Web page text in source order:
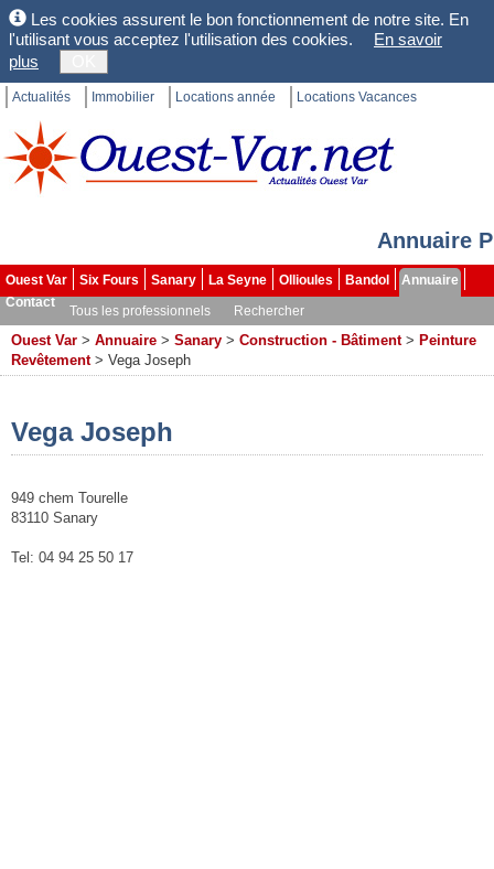
Les cookies assurent le bon fonctionnement de notre site. En
l'utilisant vous acceptez l'utilisation des cookies.
En savoir
plus
Actualités Immobilier Locations année Locations Vacances
Annuaire
Ouest Var Six Fours Sanary La Seyne Ollioules Bandol
Annuaire
Contact
Tous les professionnels Rechercher
Ouest Var > Annuaire > Sanary > Construction - Bâtiment > Peinture
Revêtement > Vega Joseph
Vega Joseph
949 chem Tourelle
83110 Sanary
Tel: 04 94 25 50 17